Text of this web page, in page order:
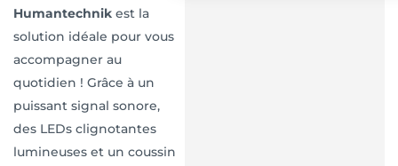
Humantechnik est la
solution idéale pour vous
accompagner au
quotidien ! Grâce à un
puissant signal sonore,
des LEDs clignotantes
lumineuses et un coussin